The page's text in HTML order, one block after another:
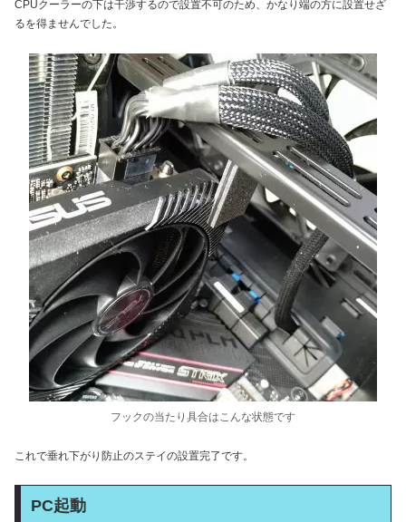
CPUクーラーの下は干渉するので設置不可のため、かなり端の方に設置せざ
るを得ませんでした。
フックの当たり具合はこんな状態です
これで垂れ下がり防止のステイの設置完了です。
PC起動